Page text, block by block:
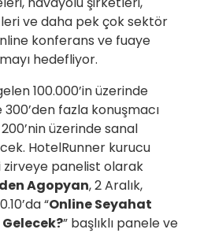
ve daha pek çok sektör
konferans ve fuaye
hedefliyor.
100.000’in üzerinde
fazla konuşmacı
üzerinde sanal
HotelRunner kurucu
panelist olarak
Agopyan, 2 Aralık,
“Online Seyahat
” başlıklı panele ve